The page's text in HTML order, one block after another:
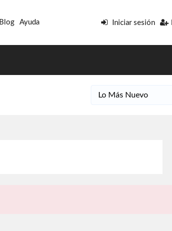
Blog Ayuda Iniciar sesión